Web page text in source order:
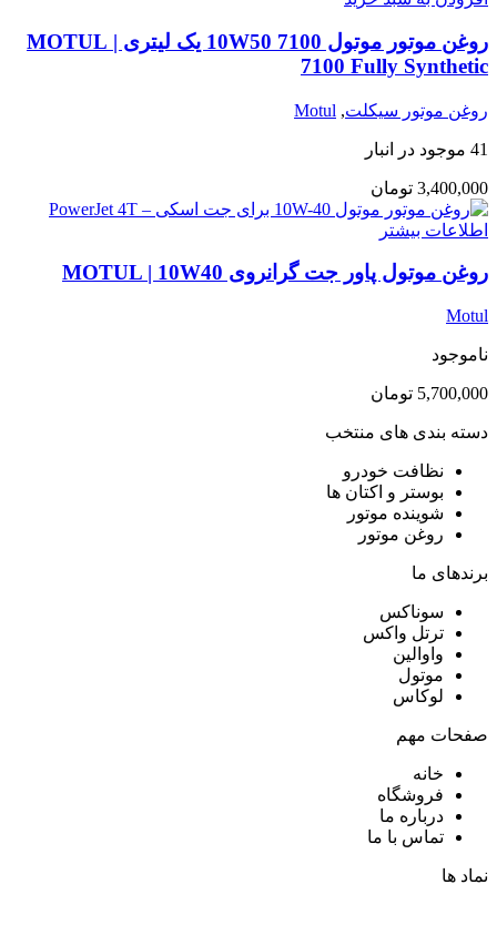
روغن موتور موتول 7100 10W50 یک لیتری | MOTUL
7100 Fully Synthetic
روغن موتور سیکلت,
Motul
41 موجود در انبار
3,400,000 تومان
اطلاعات بیشتر
روغن موتول پاور جت گرانروی MOTUL | 10W40
Motul
ناموجود
5,700,000 تومان
دسته بندی های منتخب
نظافت خودرو
بوستر و اکتان ها
شوینده موتور
روغن موتور
برندهای ما
سوناکس
ترتل واکس
واوالین
موتول
لوکاس
صفحات مهم
خانه
فروشگاه
درباره ما
تماس با ما
نماد ها